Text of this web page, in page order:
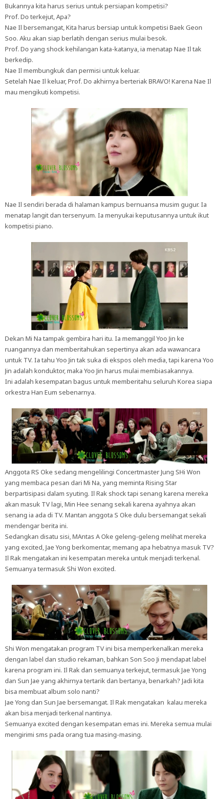
Bukannya kita harus serius untuk persiapan kompetisi?
Prof. Do terkejut, Apa?
Nae Il bersemangat, Kita harus bersiap untuk kompetisi Baek Geon
Soo. Aku akan siap berlatih dengan serius mulai besok.
Prof. Do yang shock kehilangan kata-katanya, ia menatap Nae Il tak
berkedip.
Nae Il membungkuk dan permisi untuk keluar.
Setelah Nae Il keluar, Prof. Do akhirnya berteriak BRAVO! Karena Nae Il
mau mengikuti kompetisi.
Nae Il sendiri berada di halaman kampus bernuansa musim gugur. Ia
menatap langit dan tersenyum. Ia menyukai keputusannya untuk ikut
kompetisi piano.
Dekan Mi Na tampak gembira hari itu. Ia memanggil Yoo Jin ke
ruangannya dan memberitahukan sepertinya akan ada wawancara
untuk TV. Ia tahu Yoo Jin tak suka di ekspos oleh media, tapi karena Yoo
Jin adalah konduktor, maka Yoo Jin harus mulai membiasakannya.
Ini adalah kesempatan bagus untuk memberitahu seluruh Korea siapa
orkestra Han Eum sebenarnya.
Anggota RS Oke sedang mengelilingi Concertmaster Jung SHi Won
yang membaca pesan dari Mi Na, yang meminta Rising Star
berpartisipasi dalam syuting. Il Rak shock tapi senang karena mereka
akan masuk TV lagi, Min Hee senang sekali karena ayahnya akan
senang ia ada di TV. Mantan anggota S Oke dulu bersemangat sekali
mendengar berita ini.
Sedangkan disatu sisi, MAntas A Oke geleng-geleng melihat mereka
yang excited, Jae Yong berkomentar, memang apa hebatnya masuk TV?
Il Rak mengatakan ini kesempatan mereka untuk menjadi terkenal.
Semuanya termasuk Shi Won excited.
Shi Won mengatakan program TV ini bisa memperkenalkan mereka
dengan label dan studio rekaman, bahkan Son Soo Ji mendapat label
karena program ini. Il Rak dan semuanya terkejut, termasuk Jae Yong
dan Sun Jae yang akhirnya tertarik dan bertanya, benarkah? Jadi kita
bisa membuat album solo nanti?
Jae Yong dan Sun Jae bersemangat. Il Rak mengatakan kalau mereka
akan bisa menjadi terkenal nantinya.
Semuanya excited dengan kesempatan emas ini. Mereka semua mulai
mengirimi sms pada orang tua masing-masing.